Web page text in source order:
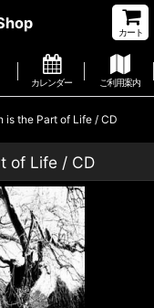
カート
カレンダー ご利用案内
is the Part of Life / CD
of Life / CD